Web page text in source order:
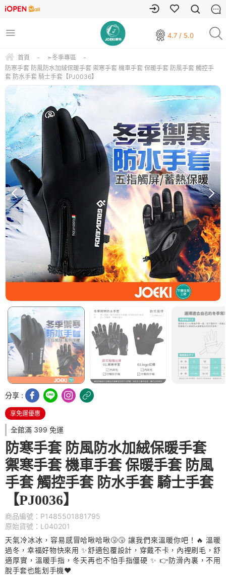
4.7 / 5.0
首頁 - ➣冬季專區
-
防寒手套 防風防水加絨保暖手套 禦寒手套 機車手套 保暖手套 防風手套 觸控手
套 防水手套 騎士手套【PJ0036】
分享 :
享免運優惠
全館滿 399 免運
防寒手套 防風防水加絨保暖手套
禦寒手套 機車手套 保暖手套 防風
手套 觸控手套 防水手套 騎士手套
【PJ0036】
商品編號：P1485501881795
原始貨號：L040201
天氣冷冰冰，容易感冒哈啾哈啾🤧🤧 讓我們來溫暖你吧！🔥 溫暖
過冬，幸福好物快來用 ✨舒適包覆設計，穿戴不卡，內裡刷毛，舒
適厚實，溫暖手指，冬天再也不怕手指僵硬 ✨ 👉防滑內裏，不用
脫手套也能划手機❤️